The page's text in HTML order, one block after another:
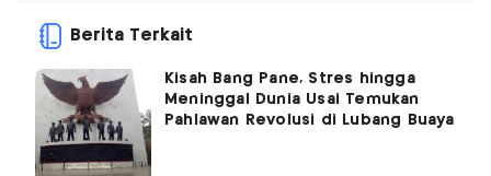
Berita Terkait
Kisah Bang Pane, Stres hingga
Meninggal Dunia Usai Temukan
Pahlawan Revolusi di Lubang Buaya